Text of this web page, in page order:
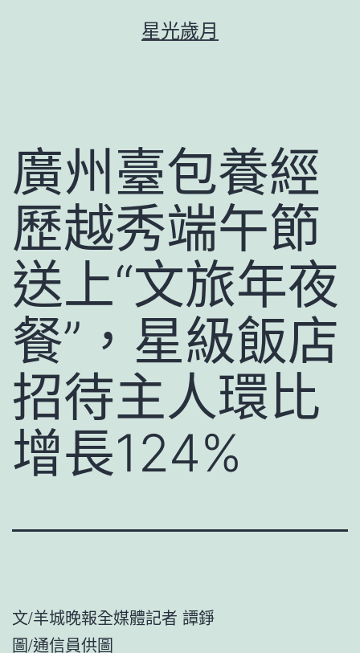
星光歲月
廣州臺包養經
歷越秀端午節
送上“文旅年夜
餐”，星級飯店
招待主人環比
增長124%
文/羊城晚報全媒體記者 譚錚
圖/通信員供圖